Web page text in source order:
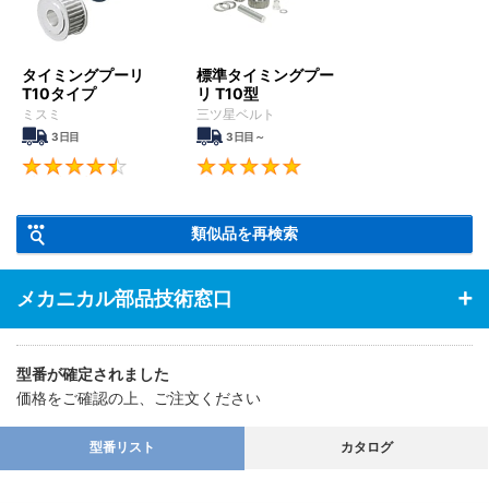
タイミングプーリ
T10タイプ
ミスミ
3日目
4.6
標準タイミングプー
リ T10型
三ツ星ベルト
3日目～
類似品を再検索
メカニカル部品技術窓口
型番が確定されました
価格をご確認の上、ご注文ください
型番リスト カタログ